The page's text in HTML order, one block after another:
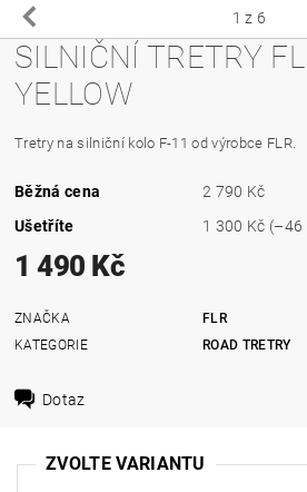
1 z 6
SILNIČNÍ TRETRY
YELLOW
Tretry na silniční kolo F-11 od výrobce FLR.
Běžná cena
2 790 Kč
Ušetříte
1 300 Kč (–46
1 490 Kč
ZNAČKA
FLR
KATEGORIE
ROAD TRETRY
Dotaz
ZVOLTE VARIANTU